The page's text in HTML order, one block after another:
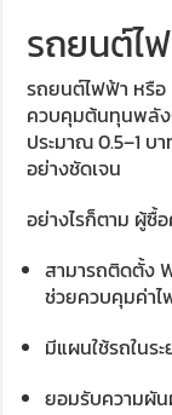
รถยนต์ไ
รถยนต์ไฟฟ้า หรือ
ควบคุมต้นทุนพลัง
ประมาณ 0.5–1 บ
อย่างชัดเจน
อย่างไรก็ตาม ผู้ซื้
สามารถติดตั้ง
ช่วยควบคุมค่าไ
มีแผนใช้รถในร
ยอมรับความผัน